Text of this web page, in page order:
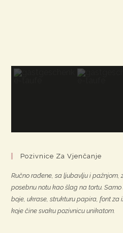
Pozivnice Za Vjenčanje
Ručno rađene, sa ljubavlju i pažnjom,
posebnu notu kao šlag na tortu.
boje, ukrase, strukturu papira, font za
koje čine svaku pozivnicu unikatom.